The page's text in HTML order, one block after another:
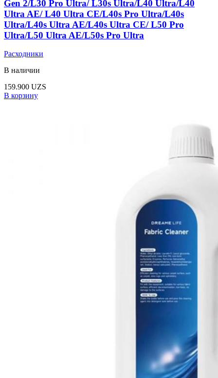
Gen 2/L30 Pro Ultra/ L30s Ultra/L40 Ultra/L40
Ultra AE/ L40 Ultra CE/L40s Pro Ultra/L40s
Ultra/L40s Ultra AE/L40s Ultra CE/ L50 Pro
Ultra/L50 Ultra AE/L50s Pro Ultra
Расходники
В наличии
159.900 UZS
В корзину